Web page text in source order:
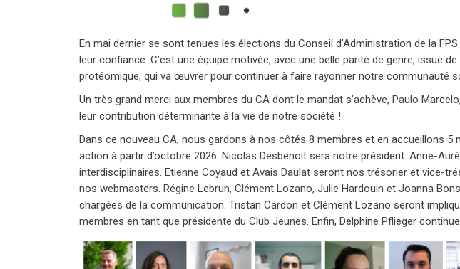
En mai dernier se sont tenues les élections du Conseil d’Administration de la
leur confiance. C’est une équipe motivée, avec une belle parité de genre, issue
protéomique, qui va œuvrer pour continuer à faire rayonner notre communauté
Un très grand merci aux membres du CA dont le mandat s’achève, Paulo
leur contribution déterminante à la vie de notre société !
Dans ce nouveau CA, nous gardons à nos côtés 8 membres et en accueillons
action à partir d’octobre 2026. Nicolas Desbenoit sera notre président. Anne-
interdisciplinaires. Etienne Coyaud et Avais Daulat seront nos trésorier et vice-
nos webmasters. Régine Lebrun, Clément Lozano, Julie Hardouin et Joanna
chargées de la communication. Tristan Cardon et Clément Lozano seront
membres en tant que présidente du Club Jeunes. Enfin, Delphine Pflieger